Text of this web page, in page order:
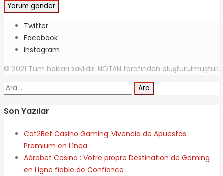
Twitter
Facebook
Instagram
© 2021 Tüm hakları saklıdır. NOTAN tarafından oluşturulmuştur.
Arama:
Son Yazılar
Cat2Bet Casino Gaming: Vivencia de Apuestas
Premium en Línea
Aérobet Casino : Votre propre Destination de Gaming
en Ligne fiable de Confiance